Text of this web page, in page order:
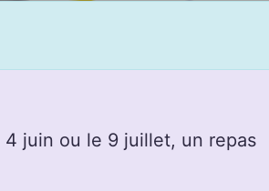
4 juin ou le 9 juillet, un repas